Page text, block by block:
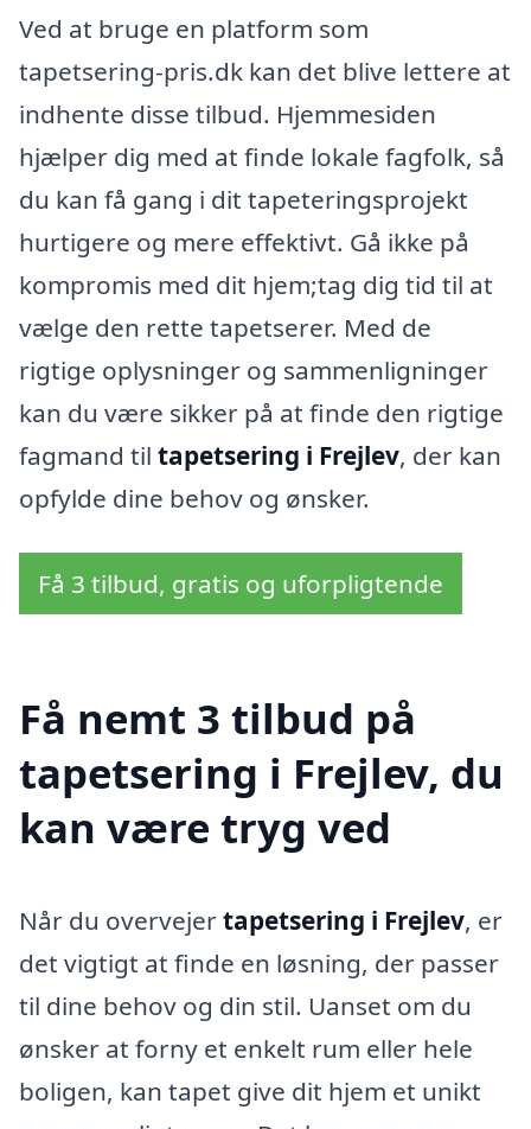
Ved at bruge en platform som
tapetsering-pris.dk kan det blive lettere at
indhente disse tilbud. Hjemmesiden
hjælper dig med at finde lokale fagfolk, så
du kan få gang i dit tapeteringsprojekt
hurtigere og mere effektivt. Gå ikke på
kompromis med dit hjem;tag dig tid til at
vælge den rette tapetserer. Med de
rigtige oplysninger og sammenligninger
kan du være sikker på at finde den rigtige
fagmand til tapetsering i Frejlev, der kan
opfylde dine behov og ønsker.
Få 3 tilbud, gratis og uforpligtende
Få nemt 3 tilbud på
tapetsering i Frejlev, du
kan være tryg ved
Når du overvejertapetsering i Frejlev, er
det vigtigt at finde en løsning, der passer
til dine behov og din stil. Uanset om du
ønsker at forny et enkelt rum eller hele
boligen, kan tapet give dit hjem et unikt